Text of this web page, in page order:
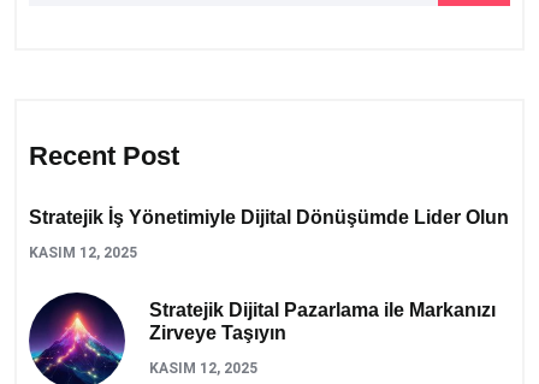
Recent Post
Stratejik İş Yönetimiyle Dijital Dönüşümde Lider Olun
KASIM 12, 2025
Stratejik Dijital Pazarlama ile Markanızı
Zirveye Taşıyın
KASIM 12, 2025